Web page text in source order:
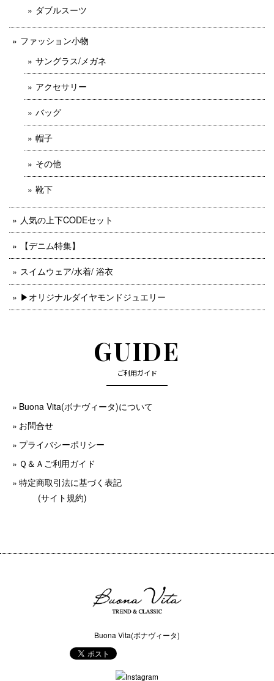
ダブルスーツ
ファッション小物
サングラス/メガネ
アクセサリー
バッグ
帽子
その他
靴下
人気の上下CODEセット
【デニム特集】
スイムウェア/水着/ 浴衣
▶︎オリジナルダイヤモンドジュエリー
GUIDE
ご利用ガイド
Buona Vita(ボナヴィータ)について
お問合せ
プライバシーポリシー
Ｑ＆Ａご利用ガイド
特定商取引法に基づく表記
(サイト規約)
Buona Vita(ボナヴィータ)